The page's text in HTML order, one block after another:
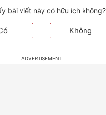
bài viết này có hữu ích không?
Không